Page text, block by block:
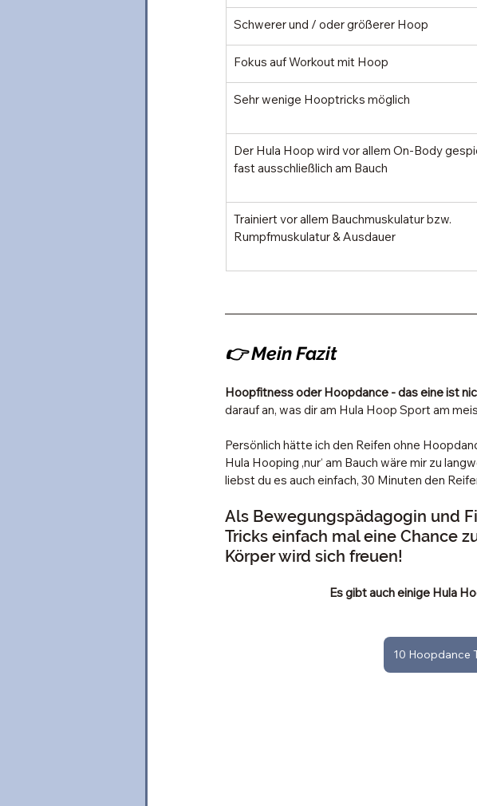
Schwerer und / oder größerer Hoop
Fokus auf Workout mit Hoop
Sehr wenige Hooptricks möglich
Der Hula Hoop wird vor allem On-Body
fast ausschließlich am Bauch
Trainiert vor allem Bauchmuskulatur bzw.
Rumpfmuskulatur & Ausdauer
👉 Mein Fazit
Hoopfitness oder Hoopdance - das eine ist
darauf an, was dir am Hula Hoop Sport am
Persönlich hätte ich den Reifen ohne
Hula Hooping ‚nur‘ am Bauch wäre mir zu
liebst du es auch einfach, 30 Minuten den
Als Bewegungspädagogin und
Tricks einfach mal eine Chance
Körper wird sich freuen!
Es gibt auch einige Hula
10 Hoopdance